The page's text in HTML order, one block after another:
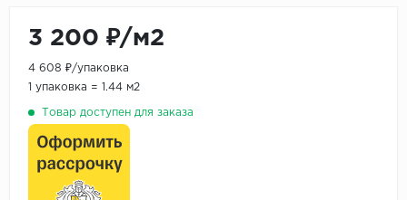
3 200 ₽/м2
4 608 ₽/упаковка
1 упаковка = 1.44 м2
Товар доступен для заказа